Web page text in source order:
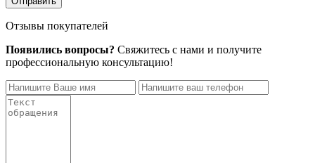
Отзывы покупателей
Появились вопросы? Свяжитесь с нами и получите
профессиональную консультацию!